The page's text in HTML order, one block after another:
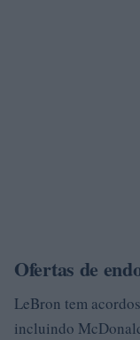
Ofertas de
LeBron tem
incluindo